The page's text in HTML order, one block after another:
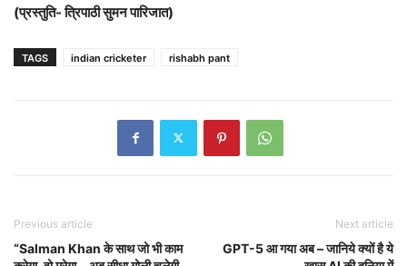
(प्रस्तुति- त्रिपाठी सुमन पारिजात)
TAGS indian cricketer rishabh pant
Previous article
“Salman Khan के साथ जो भी काम
Next article
GPT-5 आ गया अब – जानिये क्यों है ये